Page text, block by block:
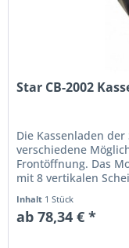
Star CB-2002
Die Kassenladen
verschiedene
Frontöffnung. Das
mit 8 vertikalen
Inhalt 1 Stück
ab 78,34 € *